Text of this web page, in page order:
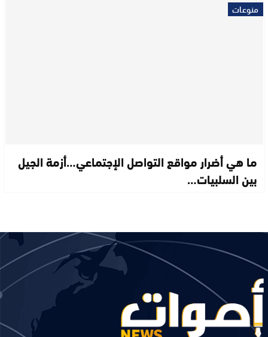
منوعات
ما هي أضرار مواقع التواصل الإجتماعي…أزمة الجيل
بين السلبيات…